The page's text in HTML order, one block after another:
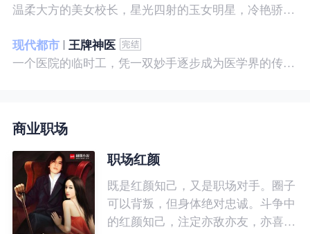
温柔大方的美女校长，星光四射的玉女明星，冷艳骄傲的美女特工，一个二个，全都跑来，撒娇撒赖的要他做她们的私房保镖，这是为什么呢？
现代都市
王牌神医
一个医院的临时工，凭一双妙手逐步成为医学界的传奇！ 一个社会底层的小人物，靠一腔热血成为人世间的枭王！ 当佛已经无能为力，便由我来普渡众生——杨风。
商业职场
职场红颜
既是红颜知己，又是职场对手。圈子
可以背叛，但身体绝对忠诚。斗争中
的红颜知己，注定亦敌亦友，亦喜亦